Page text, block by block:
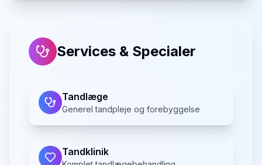
Services & Specialer
Tandlæge
Generel tandpleje og forebyggelse
Tandklinik